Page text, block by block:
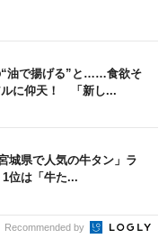
“油で揚げる”と……食欲そ
ルに仰天！ 「新し...
城県で人気の牛タン」ラ
位は「牛た...
Recommended by